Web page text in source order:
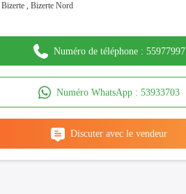
Bizerte ,Bizerte Nord
Numéro de téléphone : 55977997
Numéro WhatsApp :53933703
Discuter avec le vendeur